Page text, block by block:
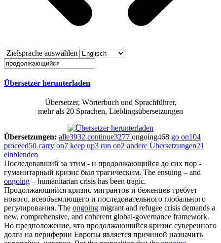
Zielsprache auswählen
Übersetzer herunterladen
Übersetzer, Wörterbuch und Sprachführer,
mehr als 20 Sprachen, Lieblingsübersetzungen
Übersetzungen: alle3932 continue3277 ongoing468 go on104
proceed50 carry on7 keep up3 run on2 andere Übersetzungen21
einblenden
Последовавший за этим - и продолжающийся до сих пор -
гуманитарный кризис был трагическим. The ensuing – and
ongoing – humanitarian crisis has been tragic.
Продолжающийся кризис мигрантов и беженцев требует
нового, всеобъемлющего и последовательного глобального
регулирования. The ongoing migrant and refugee crisis demands a
new, comprehensive, and coherent global-governance framework.
Но предположение, что продолжающийся кризис суверенного
долга на периферии Европы является причиной назначить